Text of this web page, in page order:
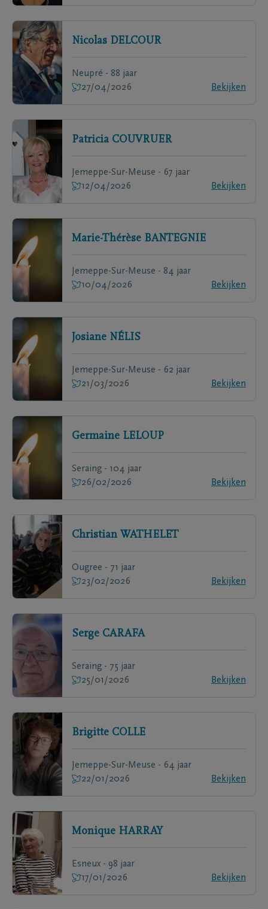
Nicolas DELCOUR
Neupré - 88 jaar
27/04/2026
Bekijken
Patricia COUVRUER
Jemeppe-Sur-Meuse - 67 jaar
12/04/2026
Bekijken
Marie-Thérèse BANTEGNIE
Jemeppe-Sur-Meuse - 84 jaar
10/04/2026
Bekijken
Josiane NÉLIS
Jemeppe-Sur-Meuse - 62 jaar
21/03/2026
Bekijken
Germaine LELOUP
Seraing - 104 jaar
26/02/2026
Bekijken
Christian WATHELET
Ougree - 71 jaar
23/02/2026
Bekijken
Serge CARAFA
Seraing - 75 jaar
25/01/2026
Bekijken
Brigitte COLLE
Jemeppe-Sur-Meuse - 64 jaar
22/01/2026
Bekijken
Monique HARRAY
Esneux - 98 jaar
17/01/2026
Bekijken